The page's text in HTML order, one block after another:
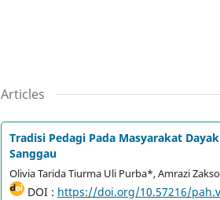
Articles
Tradisi Pedagi Pada Masyarakat
Sanggau
Olivia Tarida Tiurma Uli Purba*, Amrazi
DOI : https://doi.org/10.57216/